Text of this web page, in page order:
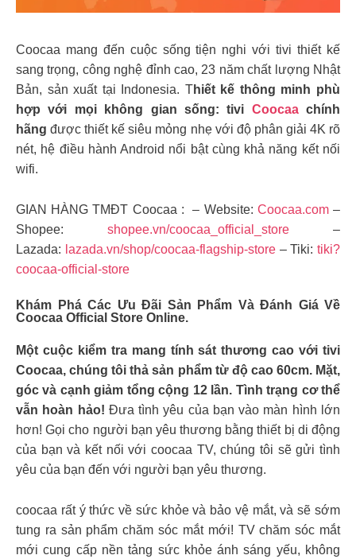
Coocaa mang đến cuộc sống tiện nghi với tivi thiết kế
sang trọng, công nghệ đỉnh cao, 23 năm chất lượng Nhật
Bản, sản xuất tại Indonesia. Thiết kế thông minh phù
hợp với mọi không gian sống: tivi Coocaachính
hãng được thiết kế siêu mỏng nhẹ với độ phân giải 4K rõ
nét, hệ điều hành Android nổi bật cùng khả năng kết nối
wifi.
GIAN HÀNG TMĐT Coocaa : – Website: Coocaa.com–
Shopee: shopee.vn/coocaa_official_store –
Lazada: lazada.vn/shop/coocaa-flagship-store– Tiki: tiki?
coocaa-official-store
Khám Phá Các Ưu Đãi Sản Phẩm Và Đánh Giá Về
Coocaa Official Store Online.
Một cuộc kiểm tra mang tính sát thương cao với tivi
Coocaa, chúng tôi thả sản phẩm từ độ cao 60cm. Mặt,
góc và cạnh giảm tổng cộng 12 lần. Tình trạng cơ thể
vẫn hoàn hảo! Đưa tình yêu của bạn vào màn hình lớn
hơn! Gọi cho người bạn yêu thương bằng thiết bị di động
của bạn và kết nối với coocaa TV, chúng tôi sẽ gửi tình
yêu của bạn đến với người bạn yêu thương.
coocaa rất ý thức về sức khỏe và bảo vệ mắt, và sẽ sớm
tung ra sản phẩm chăm sóc mắt mới! TV chăm sóc mắt
mới cung cấp nền tảng sức khỏe ánh sáng yếu, không